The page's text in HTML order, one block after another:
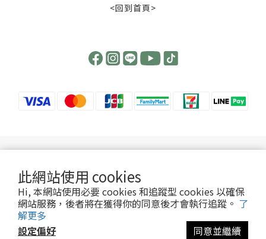
此網站使用 cookies
Hi, 本網站使用必要 cookies 和追蹤型 cookies 以確保
網站服務，後者將在獲得你的同意後才會執行追蹤。 了
解更多
設定偏好
同意並繼續
<回到首頁>
提醒您，我們不會以電話或簡訊方式通知變更付款方式，也不會以訂單內容有誤或任
何理由詢問您的信用卡號或要求操作ATM。
若有任何問題歡迎致電或透過LINE客服詢問。